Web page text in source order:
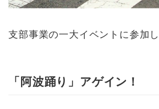
支部事業の一大イベントに参加し
「阿波踊り」アゲイン！